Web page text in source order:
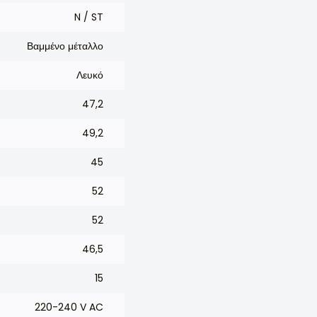
N / ST
Βαμμένο μέταλλο
Λευκό
47,2
49,2
45
52
52
46,5
15
220-240 V AC